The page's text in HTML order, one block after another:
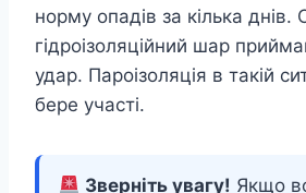
норму опадів за кілька днів.
гідроізоляційний шар
удар. Пароізоляція в такій
бере участі.
Зверніть увагу! Якщо